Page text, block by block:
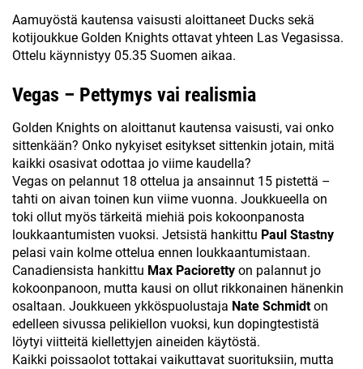
Aamuyöstä kautensa vaisusti aloittaneet Ducks sekä
kotijoukkue Golden Knights ottavat yhteen Las Vegasissa.
Ottelu käynnistyy 05.35 Suomen aikaa.
Vegas – Pettymys vai realismia
Golden Knights on aloittanut kautensa vaisusti, vai onko
sittenkään? Onko nykyiset esitykset sittenkin jotain, mitä
kaikki osasivat odottaa jo viime kaudella?
Vegas on pelannut 18 ottelua ja ansainnut 15 pistettä –
tahti on aivan toinen kun viime vuonna. Joukkueella on
toki ollut myös tärkeitä miehiä pois kokoonpanosta
loukkaantumisten vuoksi. Jetsistä hankittu Paul Stastny
pelasi vain kolme ottelua ennen loukkaantumistaan.
Canadiensista hankittu Max Pacioretty on palannut jo
kokoonpanoon, mutta kausi on ollut rikkonainen hänenkin
osaltaan. Joukkueen ykköspuolustaja Nate Schmidton
edelleen sivussa pelikiellon vuoksi, kun dopingtestistä
löytyi viitteitä kiellettyjen aineiden käytöstä.
Kaikki poissaolot tottakai vaikuttavat suorituksiin, mutta